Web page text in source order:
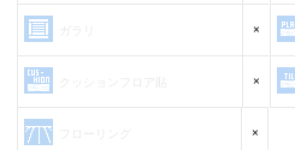
×
×
×